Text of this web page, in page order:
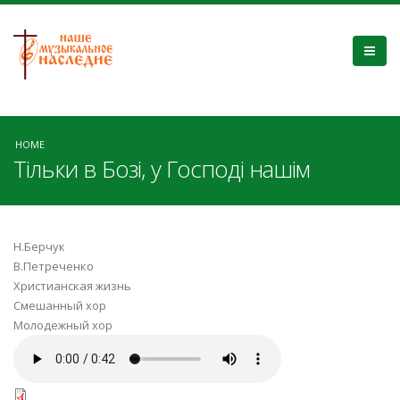
HOME
Тільки в Бозі, у Господі нашім
Н.Берчук
В.Петреченко
Христианская жизнь
Смешанный хор
Молодежный хор
Тільки в Бозі-ВПетр.mp3